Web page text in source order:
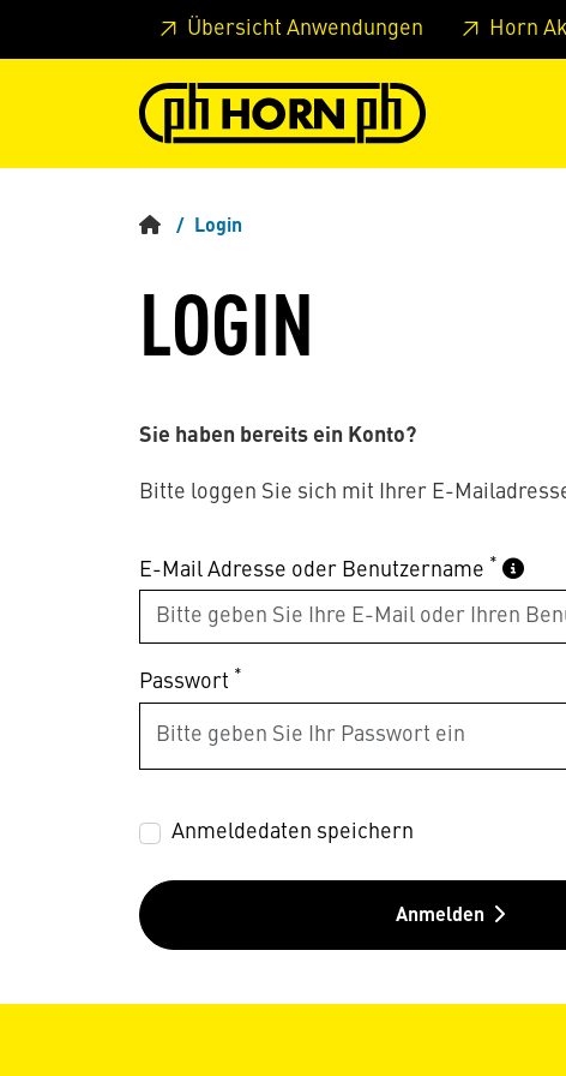
Springe zu Hauptinhalt Springe zum Header Springe
Übersicht Anwendungen Horn
Login
LOGIN
Sie haben bereits ein Konto?
Bitte loggen Sie sich mit Ihrer E-
E-Mail Adresse oder Benutzername *
Passwort *
Anmeldedaten speichern
Anmelden